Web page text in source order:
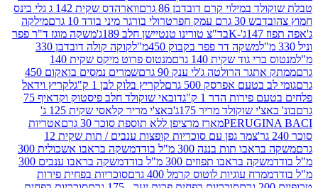
קרם דובדבן 86 גרם
ווארהדס שקית 142 ג גלי בינס
דבש 30 גרם עמק חפר
טרולי בורגר מיני בודד 10 גרם
מילקה
בד"צ טורינו טנטיישן חלב 189ג'
משקה מוגז ד"ר פפר
משקה דר פפר בקבוק 450מ"ל
קוקה קולה דובדבן 330
גוד שקית 140 גרם
מנטוס פרוט מיקס שקית 140
הרולטה ג'לי ענק 90 גרם
שמרים נמסים בואקום 450
אפרסק 500 גרם
לקריץ בלוק לבן 1 ק"ג
לקריץ וידאל
הדר 1 ק"ג
דובאי שוקולד חלב פיסטוק וקדאיף 75
שוקולד מריר 175ג'
באצ'י מריר קלאסי שקית 125 ג'
מארז מרציפן ללא תוספת סוכר 30 גרם
אטריות
צמר גפן עם סוכריות קופצות ענבים / תות שקית 12
תות בננה 300 מ"ל בודד
משקה בראבו אשכולית 300
בראבו תפוזים 300 מ"ל בודד
משקה בראבו ענבים 300
עוגיות לוטוס קרמל 400 גרם
סוכריות בפחית פירות